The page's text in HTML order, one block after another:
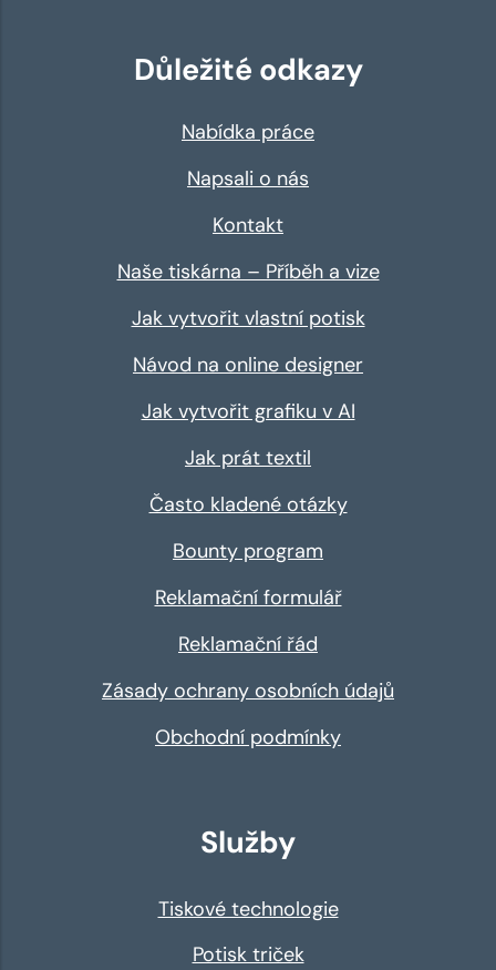
Důležité odkazy
Nabídka práce
Napsali o nás
Kontakt
Naše tiskárna – Příběh a vize
Jak vytvořit vlastní potisk
Návod na online designer
Jak vytvořit grafiku v AI
Jak prát textil
Často kladené otázky
Bounty program
Reklamační formulář
Reklamační řád
Zásady ochrany osobních údajů
Obchodní podmínky
Služby
Tiskové technologie
Potisk triček